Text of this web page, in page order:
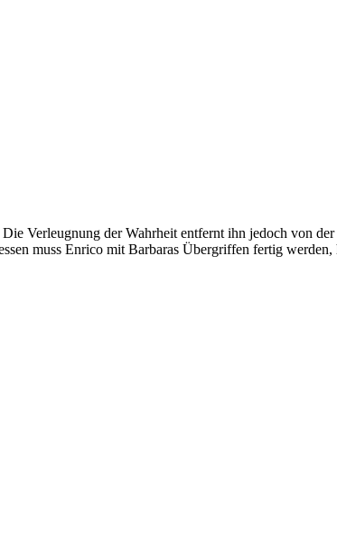
Verleugnung der Wahrheit entfernt ihn jedoch von
muss Enrico mit Barbaras Übergriffen fertig